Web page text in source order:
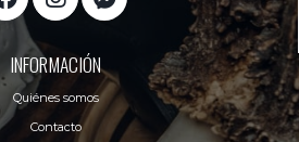
INFORMACIÓN
Quiénes somos
Contacto